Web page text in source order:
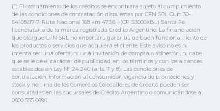
(1) El otorgamiento de los créditos se encontrara sujeto al cumplimiento
de las condiciones de contratación dispuestas por CFN SRL Cuit: 30-
64105617-7. Ruta Nacional 168 km 473,6 - (CP S3000XBL) Santa Fe,
licenciataria de la marca registrada Crédito Argentino. La financiación
que otorgue CFN SRL no importará garantía de buen funcionamiento de
los productos o servicios que adquiera el cliente. Este aviso no es ni
intenta ser una oferta, ni una invitación de compra o adhesión, ni cabe
que se le de el carácter de publicidad, en los términos y con los alcances
establecidos en Ley Nº 24.240 (arts. 7 y 8). Las condiciones de
contratación, información al consumidor, vigencia de promociones y
stock y nómina de los Comercios Colocadores de Crédito pueden ser
consultadas en las sucursales de Crédito Argentino o comunicándose al
0800 555 0090.